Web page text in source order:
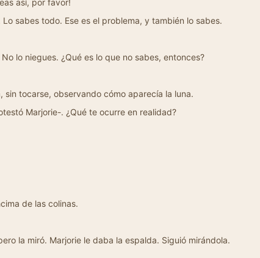
así, por favor!
sabes todo. Ese es el problema, y también lo sabes.
lo niegues. ¿Qué es lo que no sabes, entonces?
sin tocarse, observando cómo aparecía la luna.
Marjorie-. ¿Qué te ocurre en realidad?
de las colinas.
la miró. Marjorie le daba la espalda. Siguió mirándola.